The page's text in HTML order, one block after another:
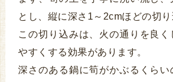
とし、縦に深さ1～2cmほどの切り
この切り込みは、火の通りを良く
やすくする効果があります。
深さのある鍋に筍がかぶるくらい